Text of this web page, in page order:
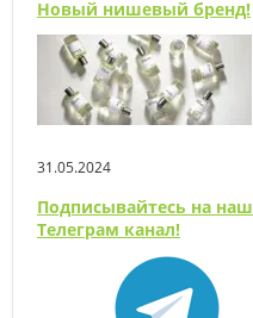
Новый нишевый бренд!
31.05.2024
Подписывайтесь на наш
Телеграм канал!